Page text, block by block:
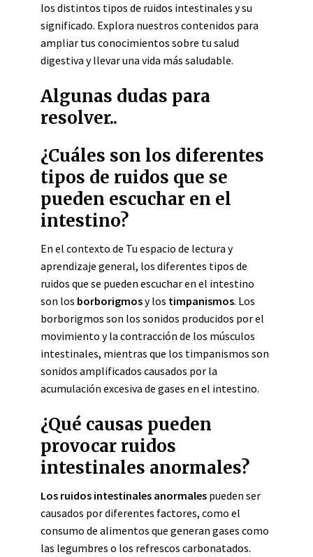
los distintos tipos de ruidos intestinales y su
significado. Explora nuestros contenidos para
ampliar tus conocimientos sobre tu salud
digestiva y llevar una vida más saludable.
Algunas dudas para
resolver..
¿Cuáles son los diferentes
tipos de ruidos que se
pueden escuchar en el
intestino?
En el contexto de Tu espacio de lectura y
aprendizaje general, los diferentes tipos de
ruidos que se pueden escuchar en el intestino
son los borborigmosy los timpanismos. Los
borborigmos son los sonidos producidos por el
movimiento y la contracción de los músculos
intestinales, mientras que los timpanismos son
sonidos amplificados causados por la
acumulación excesiva de gases en el intestino.
¿Qué causas pueden
provocar ruidos
intestinales anormales?
Los ruidos intestinales anormales pueden ser
causados por diferentes factores, como el
consumo de alimentos que generan gases como
las legumbres o los refrescos carbonatados.